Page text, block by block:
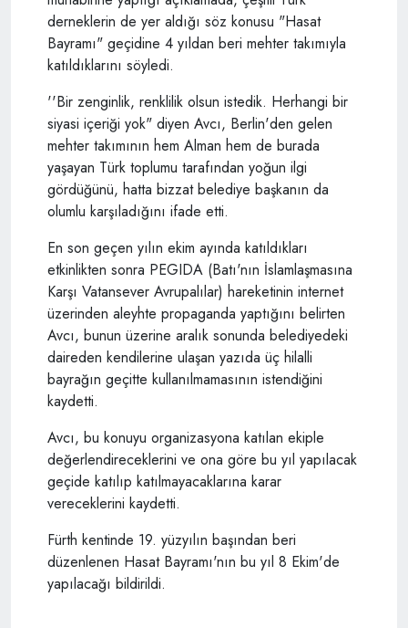
derneklerin de yer aldığı söz konusu "Hasat
Bayramı" geçidine 4 yıldan beri mehter takımıyla
katıldıklarını söyledi.
''Bir zenginlik, renklilik olsun istedik. Herhangi bir
siyasi içeriği yok" diyen Avcı, Berlin'den gelen
mehter takımının hem Alman hem de burada
yaşayan Türk toplumu tarafından yoğun ilgi
gördüğünü, hatta bizzat belediye başkanın da
olumlu karşıladığını ifade etti.
En son geçen yılın ekim ayında katıldıkları
etkinlikten sonra PEGIDA (Batı'nın İslamlaşmasına
Karşı Vatansever Avrupalılar) hareketinin internet
üzerinden aleyhte propaganda yaptığını belirten
Avcı, bunun üzerine aralık sonunda belediyedeki
daireden kendilerine ulaşan yazıda üç hilalli
bayrağın geçitte kullanılmamasının istendiğini
kaydetti.
Avcı, bu konuyu organizasyona katılan ekiple
değerlendireceklerini ve ona göre bu yıl yapılacak
geçide katılıp katılmayacaklarına karar
vereceklerini kaydetti.
Fürth kentinde 19. yüzyılın başından beri
düzenlenen Hasat Bayramı'nın bu yıl 8 Ekim'de
yapılacağı bildirildi.